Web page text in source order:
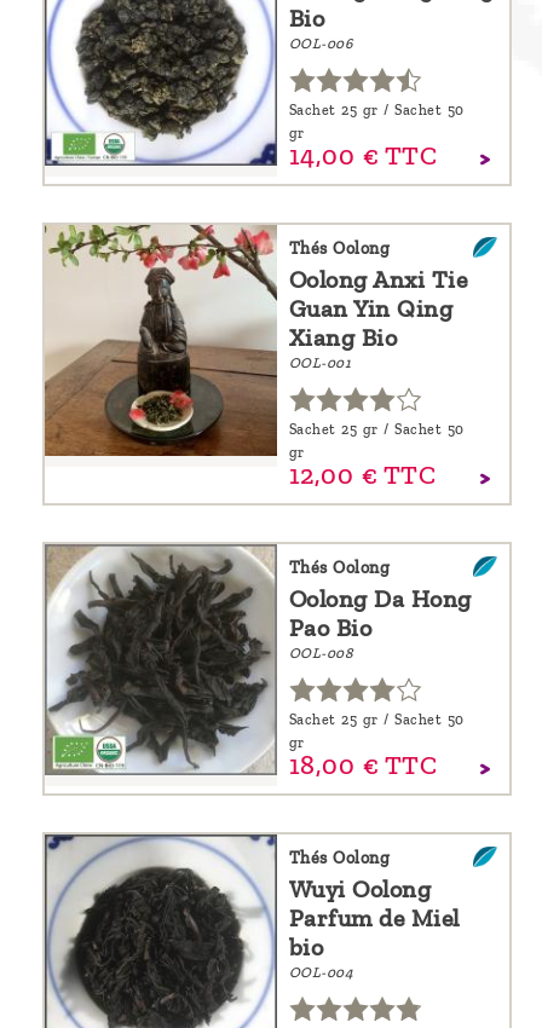
Bio
OOL-006
Sachet 25 gr / Sachet 50
gr
14,00 € TTC
Thés Oolong
Oolong Anxi Tie
Guan Yin Qing
Xiang Bio
OOL-001
Sachet 25 gr / Sachet 50
gr
12,00 € TTC
Thés Oolong
Oolong Da Hong
Pao Bio
OOL-008
Sachet 25 gr / Sachet 50
gr
18,00 € TTC
Thés Oolong
Wuyi Oolong
Parfum de Miel
bio
OOL-004